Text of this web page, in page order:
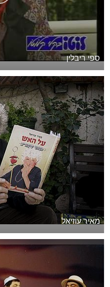
ספי ריבלין
מאיר עוזיאל